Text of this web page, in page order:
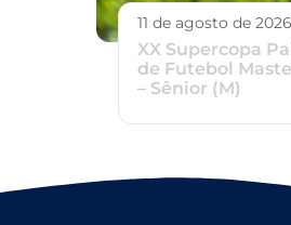
11 de agosto de 2026
XX Supercopa
de Futebol
– Sênior (M)